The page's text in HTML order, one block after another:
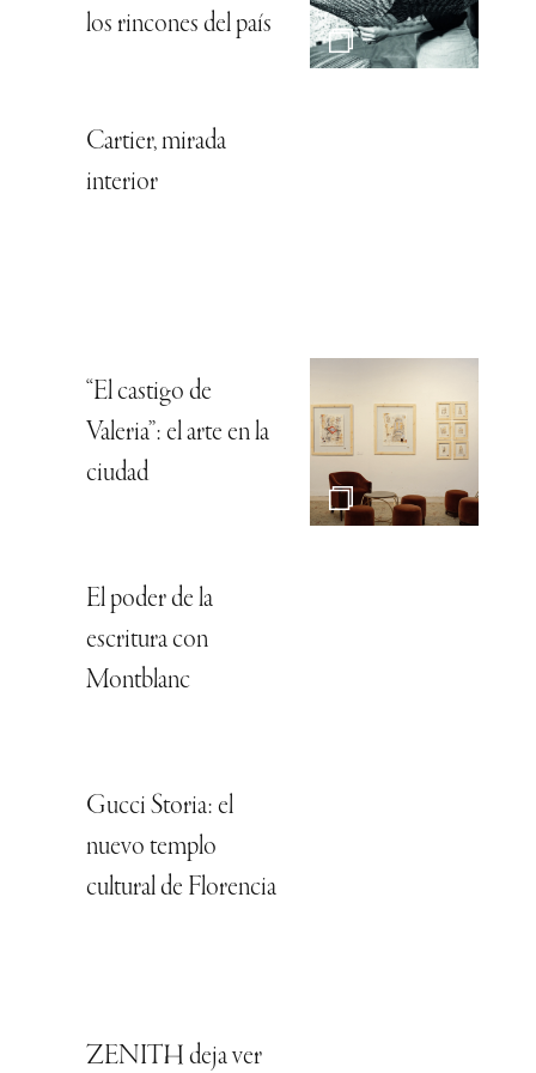
los rincones del país
Cartier, mirada
interior
“El castigo de
Valeria”: el arte en la
ciudad
El poder de la
escritura con
Montblanc
Gucci Storia: el
nuevo templo
cultural de Florencia
ZENITH deja ver